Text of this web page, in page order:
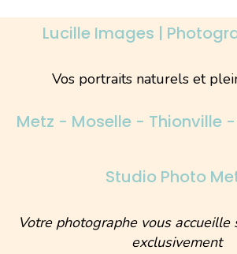
Lucille Images |
Vos portraits naturels et
Metz - Moselle - Thionville
Studio Photo
Votre photographe vous accueille
exclusivement